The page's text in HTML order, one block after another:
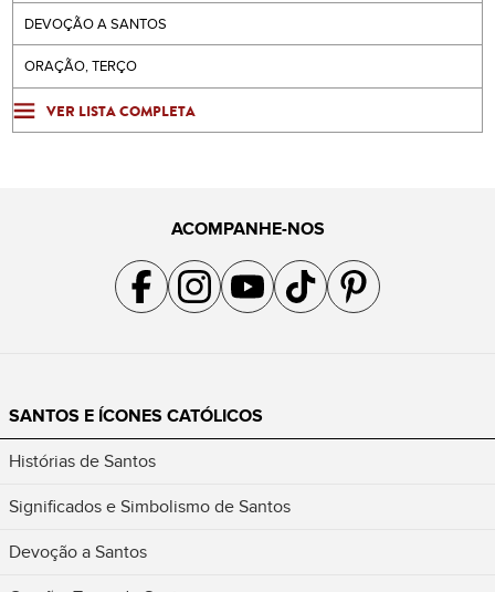
DEVOÇÃO A SANTOS
ORAÇÃO, TERÇO
VER LISTA COMPLETA
ACOMPANHE-NOS
Acompanhe a gente no Facebook
Acompanhe a gente no Instagram
Acompanhe a gente no YouTube
Acompanhe a gente no TikTok
Acompanhe a gente no
SANTOS E ÍCONES CATÓLICOS
Histórias de Santos
Significados e Simbolismo de Santos
Devoção a Santos